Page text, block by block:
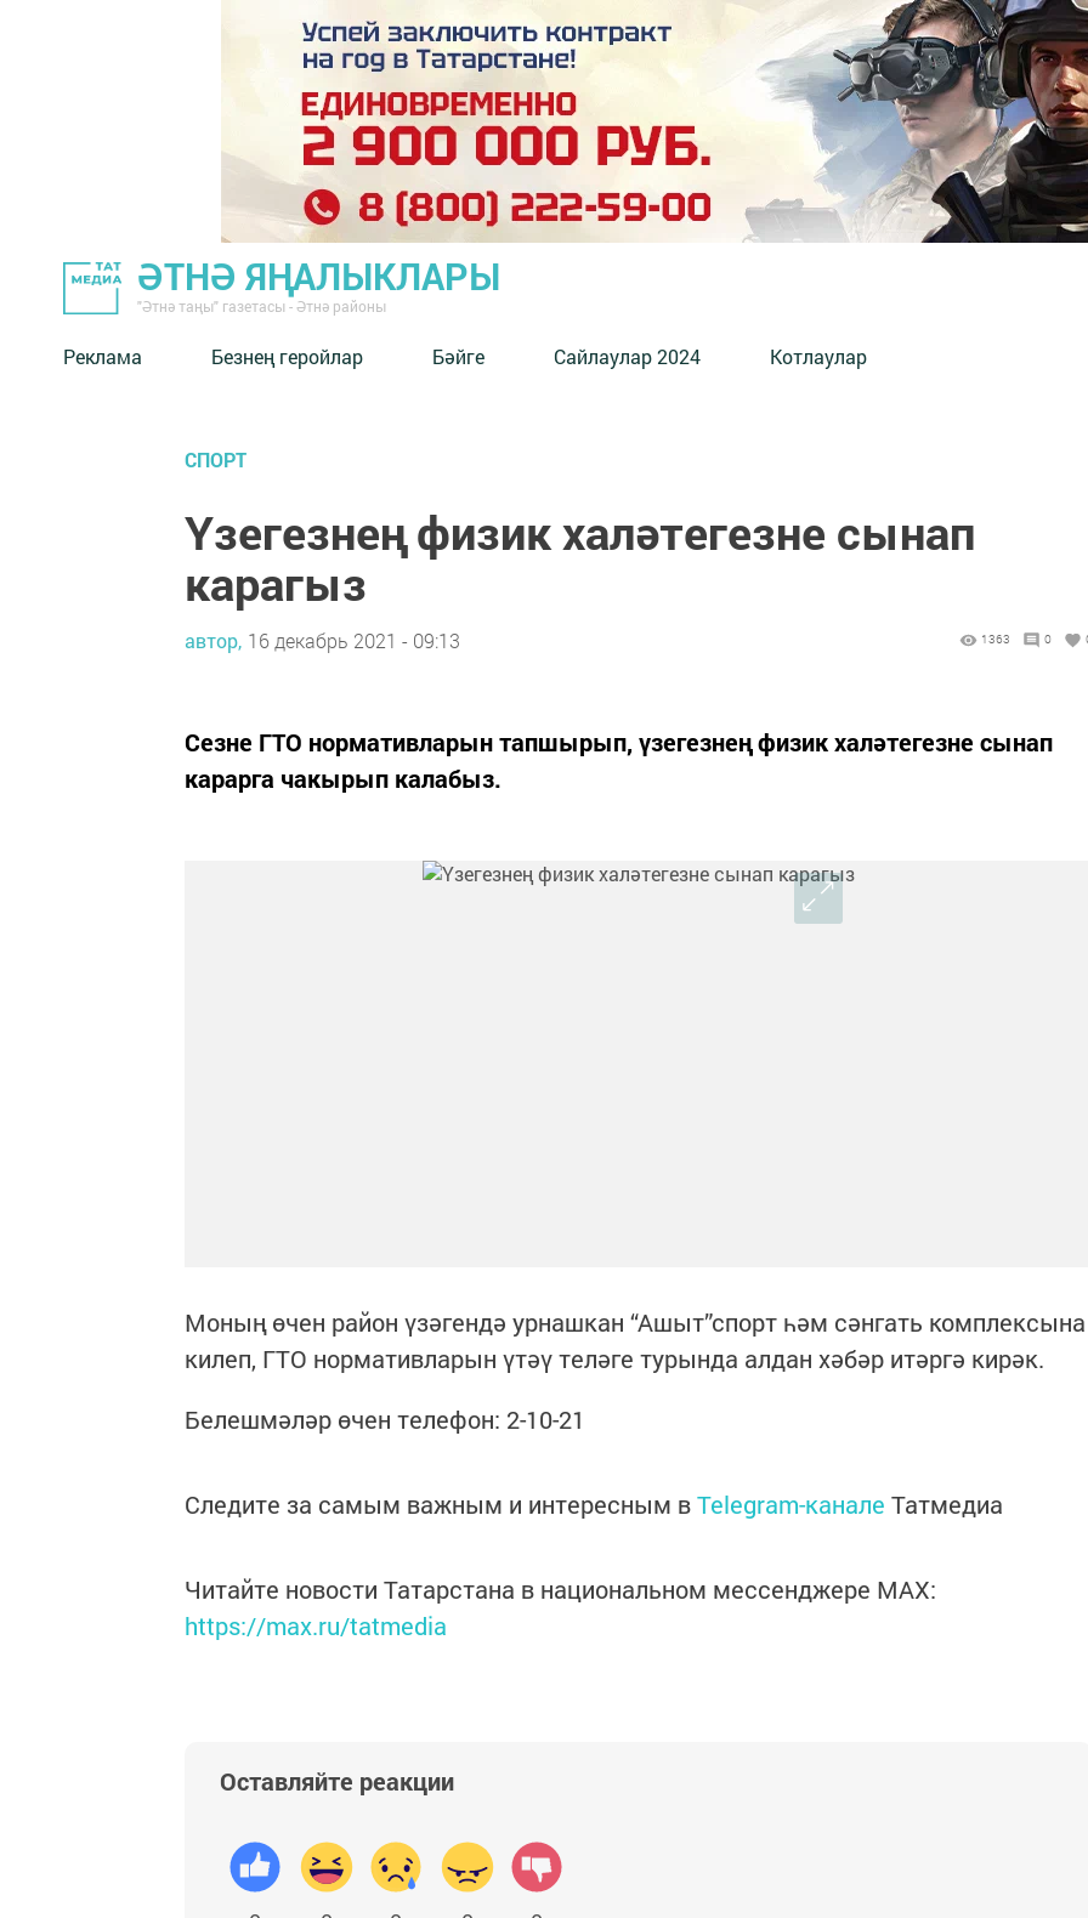
ӘТНӘ ЯҢАЛЫКЛАРЫ
"Әтнә таңы" газетасы - Әтнә районы
Реклама Безнең геройлар Бәйге Сайлаулар 2024 Котлаулар
СПОРТ
Үзегезнең физик халәтегезне сынап
карагыз
автор, 16 декабрь 2021 - 09:13 1363 0
Сезне ГТО нормативларын тапшырып, үзегезнең физик халәтегезне сынап
карарга чакырып калабыз.
Моның өчен район үзәгендә урнашкан “Ашыт”спорт һәм сәнгать комплексына
килеп, ГТО нормативларын үтәү теләге турында алдан хәбәр итәргә кирәк.
Белешмәләр өчен телефон: 2-10-21
Следите за самым важным и интересным вTelegram-канале Татмедиа
Читайте новости Татарстана в национальном мессенджере MАХ:
https://max.ru/tatmedia
Оставляйте реакции